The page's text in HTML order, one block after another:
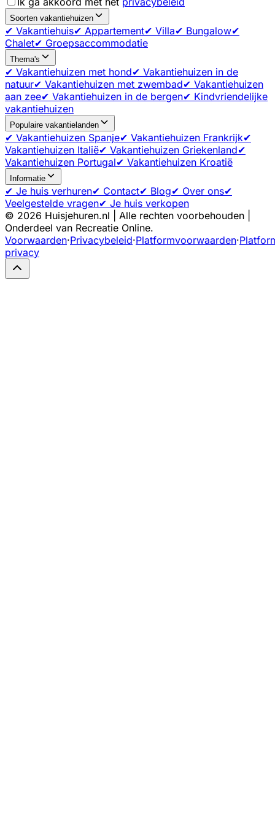
Soorten vakantiehuizen
✔ Vakantiehuis✔ Appartement✔ Villa✔ Bungalow✔
Chalet✔ Groepsaccommodatie
Thema's
✔ Vakantiehuizen met hond✔ Vakantiehuizen in de
natuur✔ Vakantiehuizen met zwembad✔ Vakantiehuizen
aan zee✔ Vakantiehuizen in de bergen✔ Kindvriendelijke
vakantiehuizen
Populaire vakantielanden
✔ Vakantiehuizen Spanje✔ Vakantiehuizen Frankrijk✔
Vakantiehuizen Italië✔ Vakantiehuizen Griekenland✔
Vakantiehuizen Portugal✔ Vakantiehuizen Kroatië
Informatie
✔ Je huis verhuren✔ Contact✔ Blog✔ Over ons✔
Veelgestelde vragen✔ Je huis verkopen
© 2026 Huisjehuren.nl | Alle rechten voorbehouden |
Onderdeel van Recreatie Online.
Voorwaarden·Privacybeleid·Platformvoorwaarden·
privacy